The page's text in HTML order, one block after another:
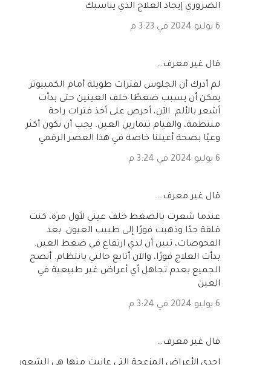
الضروري إيجاد العلاج الذي يناسبك
6 يوليو 2024 في 3:23 م
‏قال غير معرف…
لم أدرك أن الجلوس لفترات طويلة أمام الكمبيوتر
يمكن أن يسبب ضغطًا خلف العينين حتى بدأت
أشعر بالألم. الآن، أحرص على أخذ فترات راحة
منتظمة، والقيام بتمارين العين. يجب أن نكون أكثر
وعيًا بصحة أعيننا خاصة في هذا العصر الرقمي
6 يوليو 2024 في 3:24 م
‏قال غير معرف…
عندما شعرت بالضغط خلف عيني لأول مرة، كنت
قلقة جدًا وذهبت فورًا إلى طبيب العيون. بعد
الفحوصات، تبين أن لدي ارتفاع في ضغط العين.
بدأت العلاج فورًا، والآن أتابع حالتي بانتظام. أنصح
الجميع بعدم تجاهل أي أعراض غير طبيعية في
العين
6 يوليو 2024 في 3:24 م
‏قال غير معرف…
إحدى الأعراض المزعجة التي عانيت منها هي الشعور